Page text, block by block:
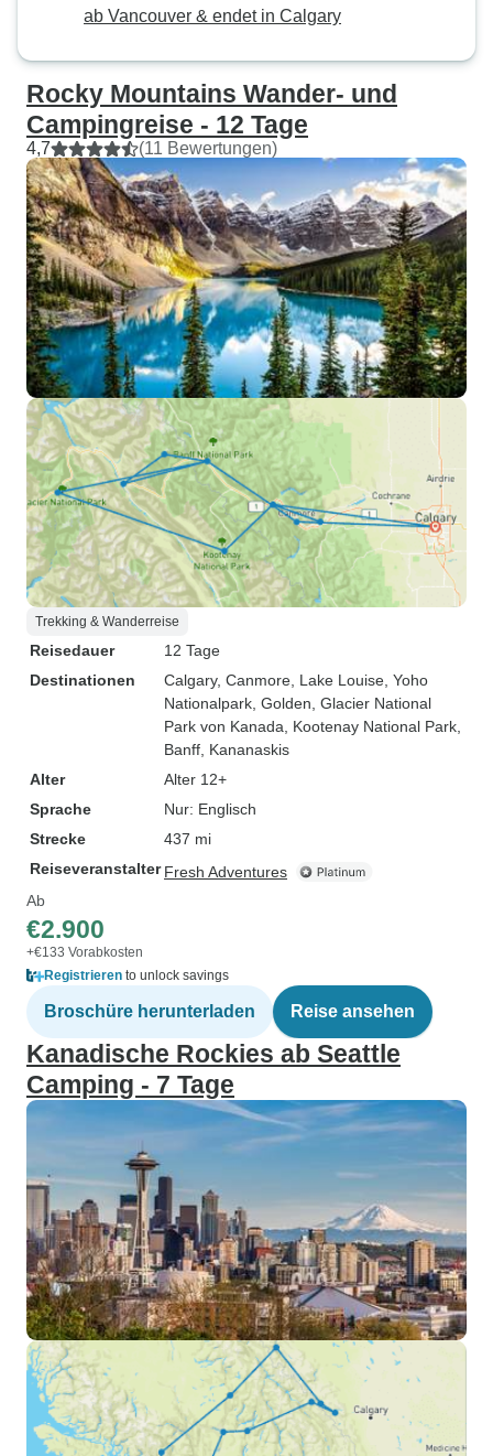
ab Vancouver & endet in Calgary
Rocky Mountains Wander- und
Campingreise - 12 Tage
4,7 (11 Bewertungen)
Trekking & Wanderreise
Reisedauer
12 Tage
Destinationen
Calgary, Canmore , Lake Louise , Yoho
Nationalpark , Golden , Glacier National
Park von Kanada , Kootenay National Park
Banff , Kananaskis
Alter
Alter 12+
Sprache
Nur: Englisch
Strecke
437 mi
Reiseveranstalter Fresh Adventures
Ab
€2.900
+€133 Vorabkosten
Registrieren to unlock savings
Broschüre herunterladen Reise ansehen
Kanadische Rockies ab Seattle
Camping - 7 Tage